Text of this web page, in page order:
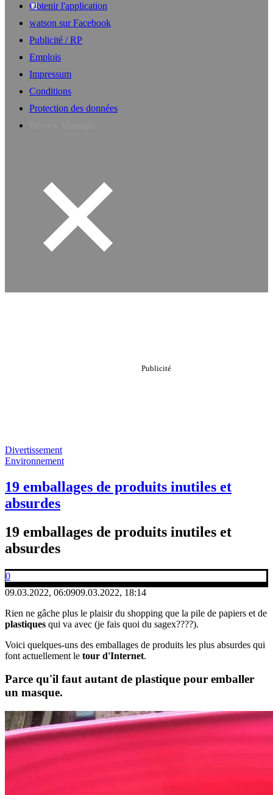
Obtenir l'application
watson sur Facebook
Publicité / RP
Emplois
Impressum
Conditions
Protection des données
Divertissement
Environnement
19 emballages de produits inutiles et
absurdes
19 emballages de produits inutiles et
absurdes
0
09.03.2022, 06:0909.03.2022, 18:14
Rien ne gâche plus le plaisir du shopping que la pile de papiers et de
plastiques qui va avec (je fais quoi du sagex????).
Voici quelques-uns des emballages de produits les plus absurdes qui
font actuellement le tour d'Internet.
Parce qu'il faut autant de plastique pour emballer
un masque.